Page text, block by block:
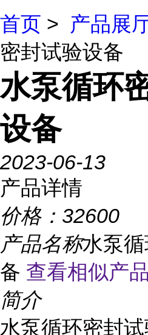
首页 > 产品展
密封试验设备
水泵循环
设备
2023-06-13
产品详情
价格： 32600
产品名称水泵
备 查看相似产
简介
水泵循环密封